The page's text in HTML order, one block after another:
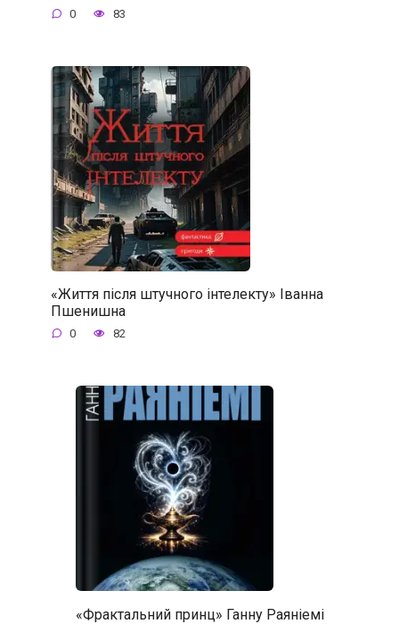
0 83
«Життя після штучного інтелекту» Іванна
Пшенишна
0 82
«Фрактальний принц» Ганну Раяніемі